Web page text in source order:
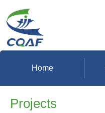
Home
Projects